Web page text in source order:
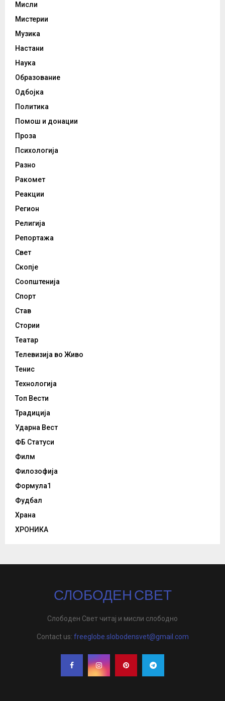
Мисли
Мистерии
Музика
Настани
Наука
Образование
Одбојка
Политика
Помош и донации
Проза
Психологија
Разно
Ракомет
Реакции
Регион
Религија
Репортажа
Свет
Скопје
Соопштенија
Спорт
Став
Стории
Театар
Телевизија во Живо
Тенис
Технологија
Топ Вести
Традиција
Ударна Вест
ФБ Статуси
Филм
Филозофија
Формула1
Фудбал
Храна
ХРОНИКА
СЛОБОДЕН СВЕТ
Слободен Свет читај и мисли слободно
Contact us: freeglobe.slobodensvet@gmail.com